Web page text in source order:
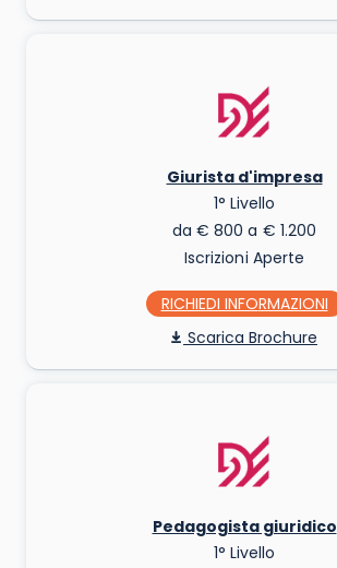
Giurista d'impresa
1° Livello
da € 800 a € 1.200
Iscrizioni Aperte
RICHIEDI INFO
Scarica Brochure
Pedagogista giuridico
1° Livello